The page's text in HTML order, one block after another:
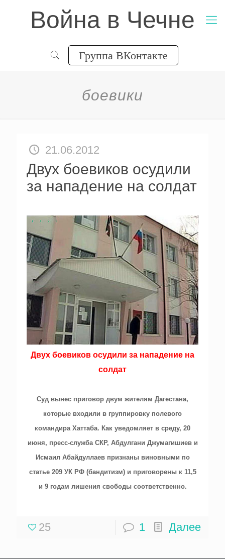
Война в Чечне
Группа ВКонтакте
боевики
21.06.2012
Двух боевиков осудили
за нападение на солдат
Двух боевиков осудили за нападение на
солдат
Суд вынес приговор двум жителям Дагестана,
которые входили в группировку полевого
командира Хаттаба. Как уведомляет в среду, 20
июня, пресс-служба СКР, Абдулгани Джумагишиев и
Исмаил Абайдуллаев признаны виновными по
статье 209 УК РФ (бандитизм) и приговорены к 11,5
и 9 годам лишения свободы соответственно.
25 1 Далее